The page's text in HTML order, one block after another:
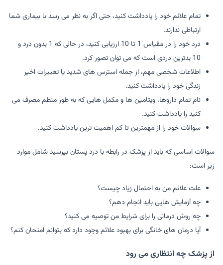
تمام علائم خود را یادداشت کنید، حتی اگر به نظر می رسد با بیماری شما
ارتباطی ندارند.
درد خود را در مقیاس 1 تا 10 ارزیابی کنید، در حالی که 1 بدون درد و
10 بدترین دردی است که می توان تصور کرد.
اطلاعات شخصی مهم، از جمله استرس های شدید یا تغییرات اخیر
زندگی خود را یادداشت کنید.
نام تمام داروها، ویتامین ها و مکمل هایی که به طور منظم مصرف می
کنید را یادداشت کنید.
سوالات خود را از مهمترین تا کم اهمیت ترین یادداشت کنید.
سوالات اساسی که باید از پزشک در رابطه با درد پستان بپرسید شامل موارد
زیر است:
علت علائم من به احتمال زیاد چیست؟
چه آزمایش هایی باید انجام دهم؟
چه روش درمانی را برای شرایط من توصیه می کنید؟
آیا درمان های خانگی برای بهبود علائم وجود دارد که بتوانم امتحان کنم؟
از پزشک چه انتظاری می رود